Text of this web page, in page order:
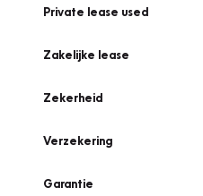
Private lease used
Zakelijke lease
Zekerheid
Verzekering
Garantie